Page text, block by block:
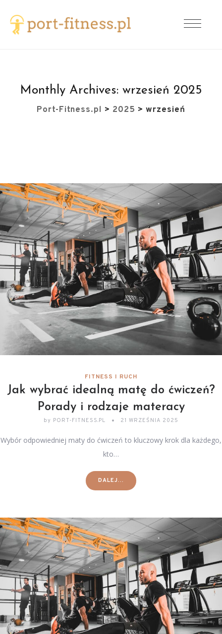
Monthly Archives: wrzesień 2025
Port-Fitness.pl > 2025 > wrzesień
FITNESS I RUCH
Jak wybrać idealną matę do ćwiczeń?
Porady i rodzaje materacy
by PORT-FITNESS.PL 21 WRZEŚNIA 2025
Wybór odpowiedniej maty do ćwiczeń to kluczowy krok dla każdego,
kto…
DALEJ...